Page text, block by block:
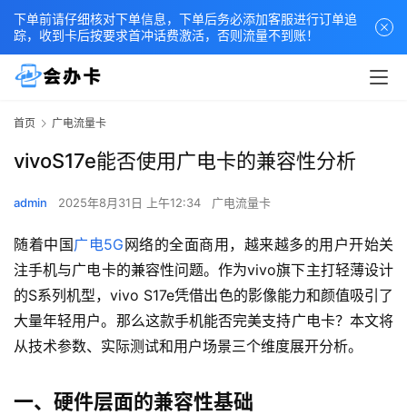
首页 广电流量卡
vivoS17e能否使用广电卡的兼容性分析
admin 2025年8月31日 上午12:34 广电流量卡
随着中国广电5G 网络的全面商用，越来越多的用户开始关
注手机与广电卡的兼容性问题。作为vivo旗下主打轻薄设计
的S系列机型，vivo S17e凭借出色的影像能力和颜值吸引了
大量年轻用户。那么这款手机能否完美支持广电卡？本文将
从技术参数、实际测试和用户场景三个维度展开分析。
一、硬件层面的兼容性基础
下单前请仔细核对下单信息，下单后务必添加客服进行订单追
踪，收到卡后按要求首冲话费激活，否则流量不到账！